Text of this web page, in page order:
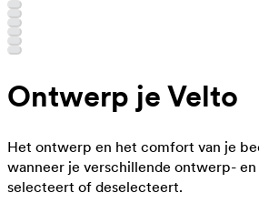
Ontwerp je Velto
Het ontwerp en het comfort van je
wanneer je verschillende ontwerp-
selecteert of deselecteert.